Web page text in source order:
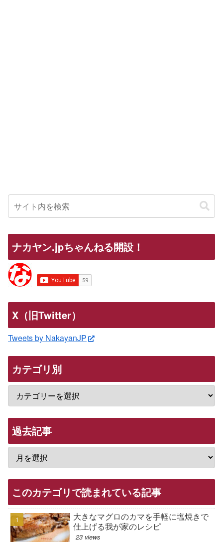
ナカヤン.jpちゃんねる開設！
X（旧Twitter）
Tweets by NakayanJP
カテゴリ別
過去記事
このカテゴリで読まれている記事
大きなマグロのカマを手軽に塩焼きで
仕上げる我が家のレシピ
23 views